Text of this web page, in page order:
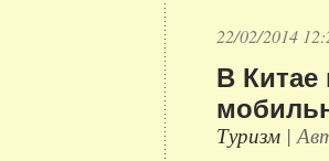
22/02/2014
В
Туризм |